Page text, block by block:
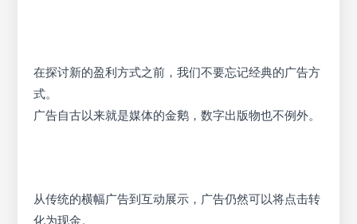
在探讨新的盈利方式之前，我们不要忘记经典的广告方
式。
广告自古以来就是媒体的金鹅，数字出版物也不例外。
从传统的横幅广告到互动展示，广告仍然可以将点击转
化为现金。